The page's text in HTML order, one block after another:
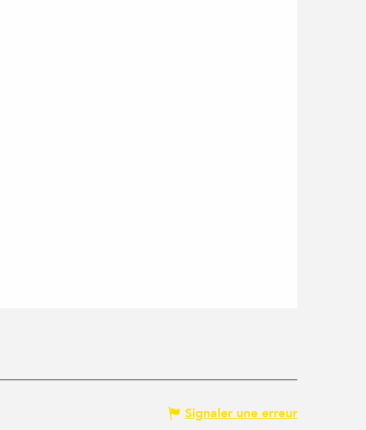
Signaler une erreur